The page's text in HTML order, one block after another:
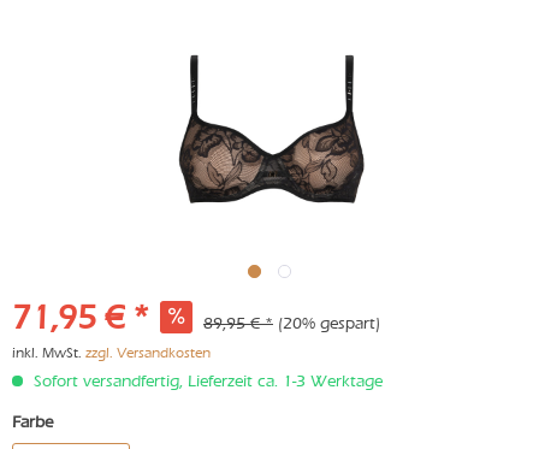
71,95 € * 89,95 € * (20% gespart)
inkl. MwSt. zzgl. Versandkosten
Sofort versandfertig, Lieferzeit ca. 1-3 Werktage
Farbe